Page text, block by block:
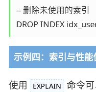
-- 删除未使用的索引
示例四：索引与性能
使用 EXPLAIN
命令